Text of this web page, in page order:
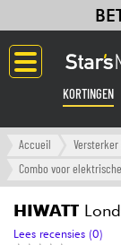
KORTINGEN
Langue
Accueil
Combo voor
HIWATT
Lees recensies (0)